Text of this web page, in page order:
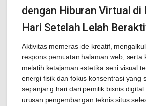
dengan Hiburan Virtual di
Hari Setelah Lelah
Aktivitas memeras ide kreatif,
respons pemuatan halaman web, serta
melatih ketajaman estetika seni visual
energi fisik dan fokus konsentrasi yang
sepanjang hari dari pemilik bisnis
urusan pengembangan teknis situs